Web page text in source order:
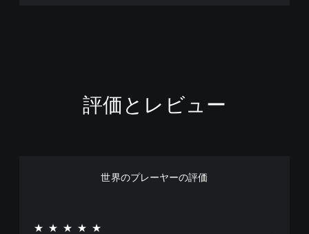
評価とレビュー
世界のプレーヤーの評価
★★★★★